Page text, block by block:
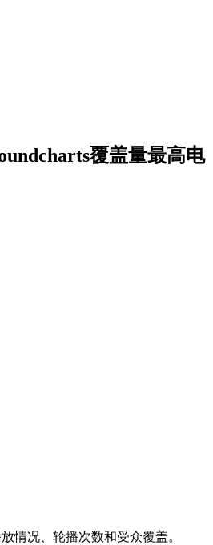
覆盖量最高电
情况、轮播次数和受众覆盖。